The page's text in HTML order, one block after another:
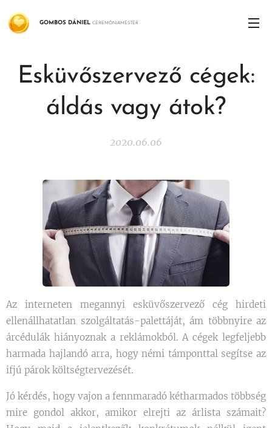
GOMBOS DÁNIEL CEREMÓNIAMESTER
Esküvőszervező cégek:
áldás vagy átok?
2020.06.06
Az interneten megannyi esküvőszervező cég hirdeti
ellenállhatatlan szolgáltatás-palettáját, ám többnyire az
árcédulák hiányoznak a reklámokból. A cégek legfeljebb
harmada hajlandó arra, hogy némi támponttal segítse az
ifjú párok költségtervezését.
Jó kérdés, hogy vajon a fennmaradó kétharmados többség
mire gondol akkor, amikor elrejti az árlista számait?